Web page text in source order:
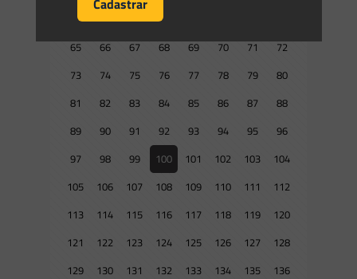
57
58 59 60
65
66 67 68 69 70 71
72
73
74 75 76 77 78 79
80
81
82 83 84 85 86 87
88
89
90 91 92 93 94 95
96
97
98 99 100 101 102 103
104
105
106 107 108 109 110 111
112
113
114 115 116 117 118 119
120
121
122 123 124 125 126 127
128
129
130 131 132 133 134 135
136